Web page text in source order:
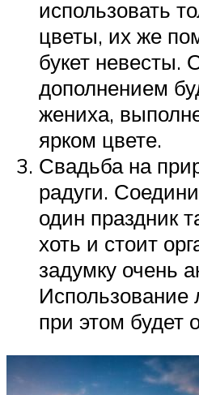
использовать
цветы, их же
букет невесты.
дополнением
жениха,
ярком цвете.
Свадьба на
радуги.
один праздник
хоть и стоит
задумку очень
Использование
при этом будет